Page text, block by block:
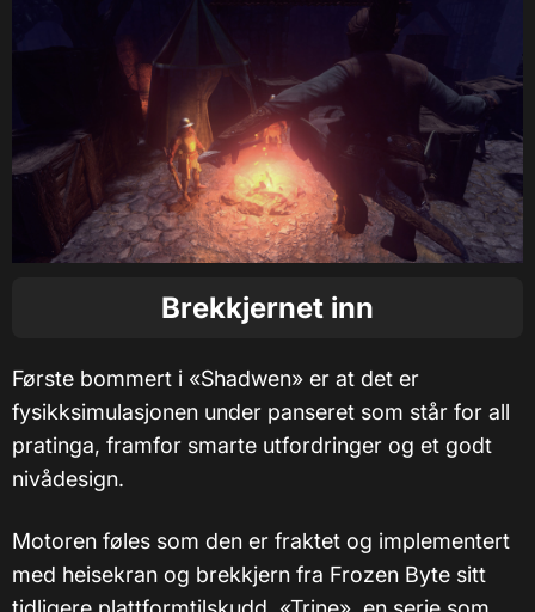
Brekkjernet inn
Første bommert i «Shadwen» er at det er
fysikksimulasjonen under panseret som står for all
pratinga, framfor smarte utfordringer og et godt
nivådesign.
Motoren føles som den er fraktet og implementert
med heisekran og brekkjern fra Frozen Byte sitt